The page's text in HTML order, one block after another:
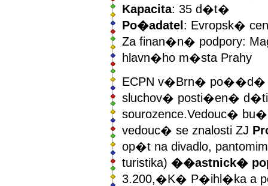
Kapacita: 35 d�t�
Po�adatel : Evropsk�
Za finan�n� podpory:
hlavn�ho m�sta Prahy
ECPN v�Brn�
sluchov� posti�en�
sourozence.Vedouc�
vedouc� se znalosti ZJ
op�t na divadlo,
turistika) ��astnick�
3.200,�K� P�ihl�ka a